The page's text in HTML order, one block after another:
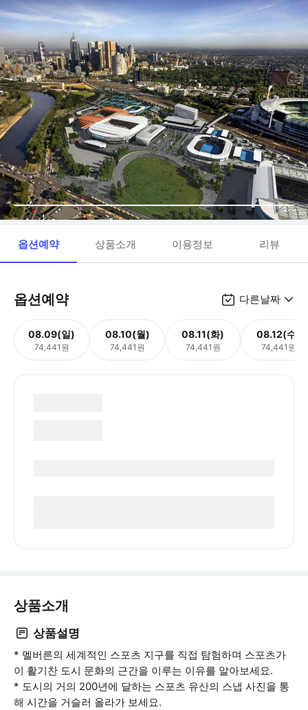
옵션예약 상품소개 이용정보 리뷰
옵션예약 다른날짜
08.09(일)
74,441원
08.10(월)
74,441원
08.11(화)
74,441원
08.12(수)
74,441원
상품소개
상품설명
* 멜버른의 세계적인 스포츠 지구를 직접 탐험하며 스포츠가
이 활기찬 도시 문화의 근간을 이루는 이유를 알아보세요.
* 도시의 거의 200년에 달하는 스포츠 유산의 스냅 사진을 통
해 시간을 거슬러 올라가 보세요.